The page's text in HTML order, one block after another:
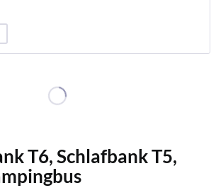
T6, Schlafbank T5,